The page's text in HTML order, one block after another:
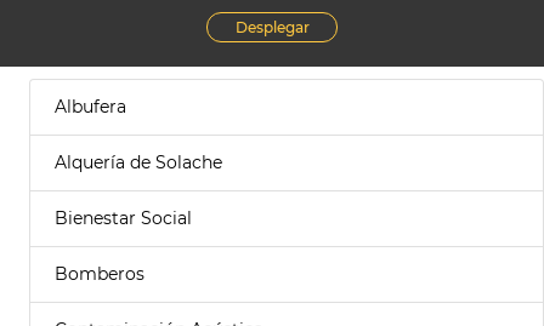
Desplegar
Albufera
Alquería de Solache
Bienestar Social
Bomberos